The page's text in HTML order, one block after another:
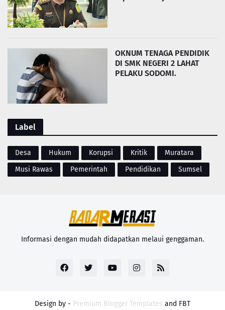
OKNUM TENAGA PENDIDIK
DI SMK NEGERI 2 LAHAT
PELAKU SODOMI.
Label
Desa Hukum Korupsi Kritik
Muratara
Musi Rawas
Pemerintah Pendidikan Sumsel
Informasi dengan mudah didapatkan melaui genggaman.
Design by - Premium Blogger Templates and FBT